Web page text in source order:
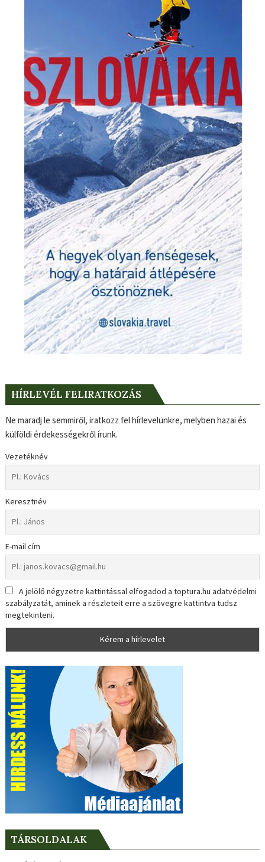
HÍRLEVÉL FELIRATKOZÁS
Ne maradj le semmiről, iratkozz fel hírlevelünkre, melyben hazai és
külföldi érdekességekről írunk.
Vezetéknév
Keresztnév
E-mail cím
A jelölő négyzetre kattintással elfogadod a toptura.hu adatvédelmi
szabályzatát, aminek a részleteit erre a szövegre kattintva tudsz
megtekinteni.
TÁRSOLDALAK